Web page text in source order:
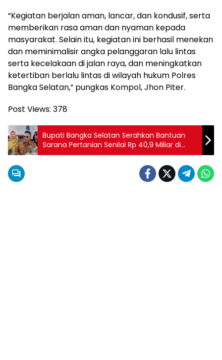
“Kegiatan berjalan aman, lancar, dan kondusif, serta
memberikan rasa aman dan nyaman kepada
masyarakat. Selain itu, kegiatan ini berhasil menekan
dan meminimalisir angka pelanggaran lalu lintas
serta kecelakaan di jalan raya, dan meningkatkan
ketertiban berlalu lintas di wilayah hukum Polres
Bangka Selatan,” pungkas Kompol, Jhon Piter.
Post Views: 378
Bupati Bangka Selatan Serahkan Bantuan
Sarana Pertanian Senilai Rp 40,9 Miliar di
Desa Rias